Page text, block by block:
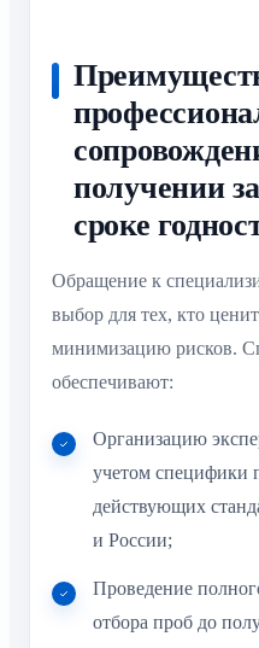
получении
сроке
Обращение к
выбор для тех, кто
минимизацию рисков.
обеспечивают:
Организацию
учетом специфики
действующих
и России;
Проведение
отбора проб до